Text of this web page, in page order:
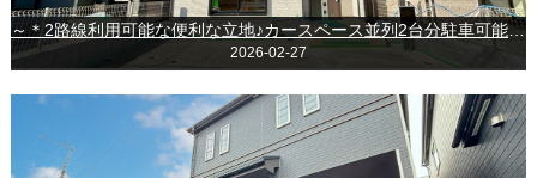
～＊2路線利用可能な便利な立地♪カースペース並列2台分駐車可能な新築戸建！＊～◆成田市大袋◆
2026-02-27